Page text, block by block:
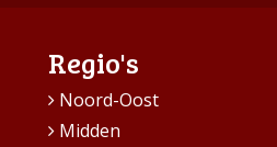
Regio's
Noord-Oost
Midden